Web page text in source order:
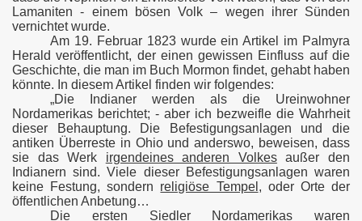
Lamaniten - einem bösen Volk – wegen ihrer Sünden
vernichtet wurde.
Am 19. Februar 1823 wurde ein Artikel im Palmyra
Herald veröffentlicht, der einen gewissen Einfluss auf die
Geschichte, die man im Buch Mormon findet, gehabt haben
könnte. In diesem Artikel finden wir folgendes:
„Die Indianer werden als die Ureinwohner
Nordamerikas berichtet; - aber ich bezweifle die Wahrheit
dieser Behauptung. Die Befestigungsanlagen und die
antiken Überreste in Ohio und anderswo, beweisen, dass
sie das Werk irgendeines anderen Volkesaußer den
Indianern sind. Viele dieser Befestigungsanlagen waren
keine Festung, sondern religiöse Tempel , oder Orte der
öffentlichen Anbetung…
Die ersten Siedler Nordamerikas waren